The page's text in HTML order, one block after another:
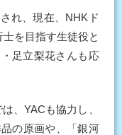
れ、現在、NHKド
を目指す生徒役と
足立梨花さんも応
、YACも協力し、
の原画や、「銀河